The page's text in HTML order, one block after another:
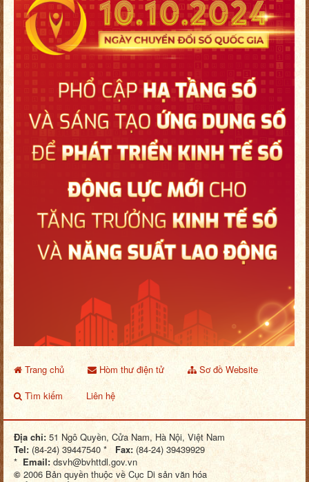
Trang chủ Hòm thư điện tử
Sơ đồ Website
Tìm kiếm
Liên hệ
Địa chỉ: 51 Ngô Quyền, Cửa Nam, Hà Nội, Việt Nam
Tel: (84-24) 39447540 * Fax: (84-24) 39439929
* Email: dsvh@bvhttdl.gov.vn
© 2006 Bản quyền thuộc về Cục Di sản văn hóa